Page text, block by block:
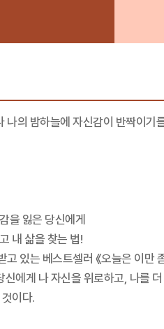
나의 밤하늘에 자신감이 반짝이기
을 잃은 당신에게
내 삶을 찾는 법!
있는 베스트셀러 《오늘은 이만
신에게 나 자신을 위로하고, 나를
것이다.